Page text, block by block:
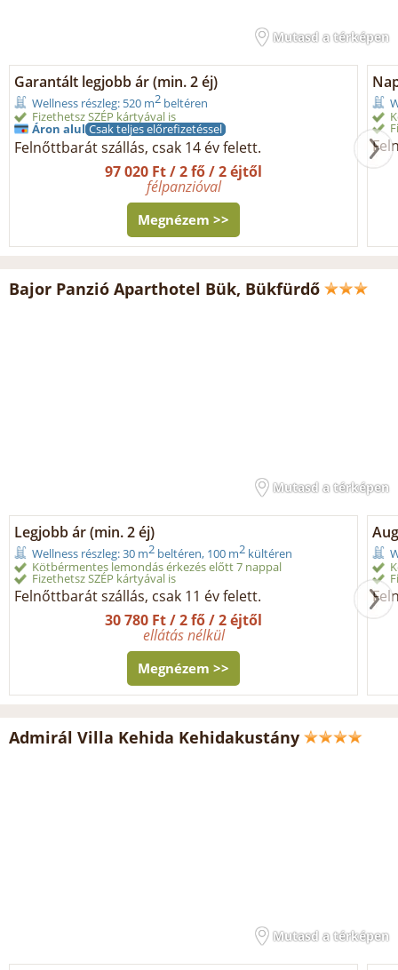
Mutasd a térképen
Garantált legjobb ár (min. 2 éj)
Wellness részleg: 520 m2 beltéren
Fizethetsz SZÉP kártyával is
Áron alul Csak teljes előrefizetéssel
Felnőttbarát szállás, csak 14 év felett.
97 020 Ft / 2 fő / 2 éjtől
félpanzióval
Megnézem >>
Bajor Panzió Aparthotel Bük, Bükfürdő
Mutasd a térképen
Legjobb ár (min. 2 éj)
Wellness részleg: 30 m2 beltéren, 100 m2 kültéren
Kötbérmentes lemondás érkezés előtt 7 nappal
Fizethetsz SZÉP kártyával is
Felnőttbarát szállás, csak 11 év felett.
30 780 Ft / 2 fő / 2 éjtől
ellátás nélkül
Megnézem >>
Admirál Villa Kehida Kehidakustány
Mutasd a térképen